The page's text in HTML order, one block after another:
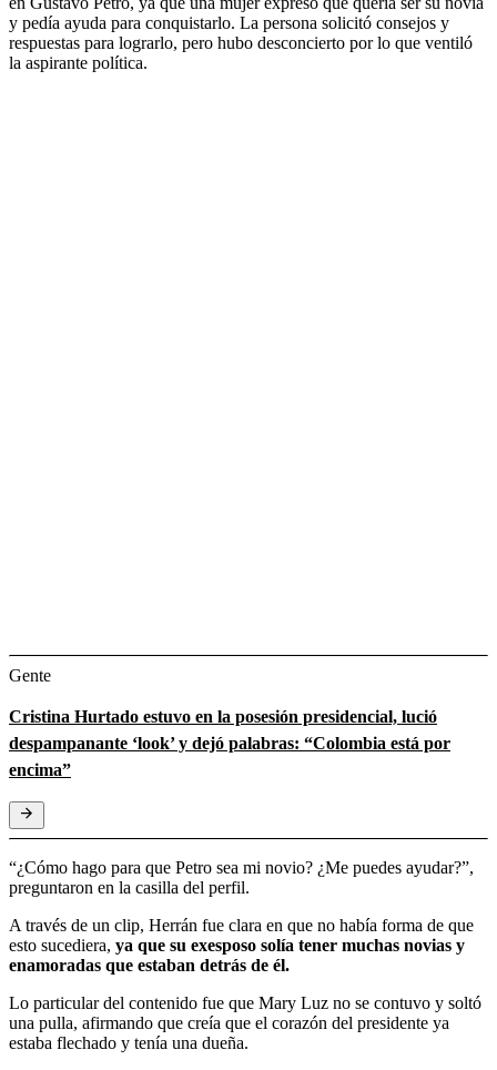
y pedía ayuda para conquistarlo. La persona solicitó consejos y
respuestas para lograrlo, pero hubo desconcierto por lo que ventiló
la aspirante política.
Gente
Cristina Hurtado estuvo en la posesión presidencial, lució
despampanante ‘look’ y dejó palabras: “Colombia está por
encima”
“¿Cómo hago para que Petro sea mi novio? ¿Me puedes ayudar?”,
preguntaron en la casilla del perfil.
A través de un clip, Herrán fue clara en que no había forma de que
esto sucediera, ya que su exesposo solía tener muchas novias y
enamoradas que estaban detrás de él.
Lo particular del contenido fue que Mary Luz no se contuvo y soltó
una pulla, afirmando que creía que el corazón del presidente ya
estaba flechado y tenía una dueña.